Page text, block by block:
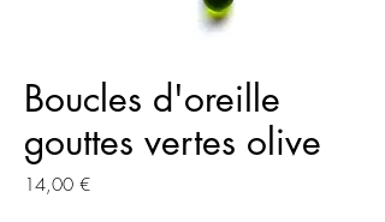
Boucles d'oreille
gouttes vertes olive
14,00 €Prix